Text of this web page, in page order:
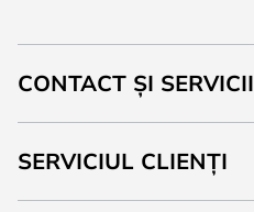
CONTACT ȘI SERVICII
SERVICIUL CLIENȚI